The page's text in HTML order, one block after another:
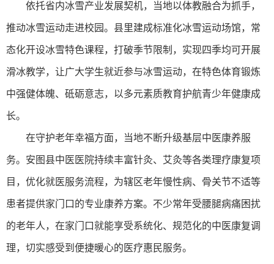
依托省内冰雪产业发展契机，当地以体教融合为抓手，
推动冰雪运动走进校园。县里建成标准化冰雪运动场馆，常
态化开设冰雪特色课程，打破季节限制，实现四季均可开展
滑冰教学，让广大学生就近参与冰雪运动，在特色体育锻炼
中强健体魄、砥砺意志，以多元素质教育护航青少年健康成
长。
在守护老年幸福方面，当地不断升级基层中医康养服
务。安图县中医医院持续丰富针灸、艾灸等各类理疗康复项
目，优化就医服务流程，为辖区老年慢性病、骨关节不适等
患者提供家门口的专业康养方案。不少常年受腰腿病痛困扰
的老年人，在家门口就能享受系统化、规范化的中医康复调
理，切实感受到便捷暖心的医疗惠民服务。